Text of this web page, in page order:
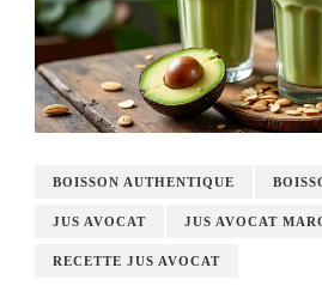
BOISSON AUTHENTIQUE
JUS AVOCAT JUS AVOCAT
RECETTE JUS AVOCAT